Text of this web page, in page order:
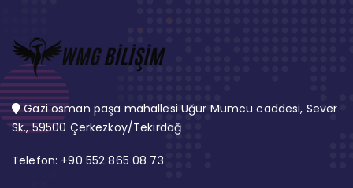
Gazi osman paşa mahallesi Uğur Mumcu caddesi, Sever
Sk., 59500 Çerkezköy/Tekirdağ
Telefon: +90 552 865 08 73